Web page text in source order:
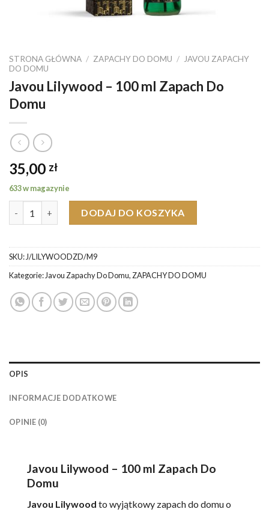
STRONA GŁÓWNA / ZAPACHY DO DOMU /
JAVOU ZAPACHY
DO DOMU
Javou Lilywood – 100 ml Zapach Do
Domu
35,00 zł
633 w magazynie
DODAJ DO KOSZYKA
SKU: J/LILYWOODZD/M9
Kategorie: Javou Zapachy Do Domu, ZAPACHY DO DOMU
OPIS
INFORMACJE DODATKOWE
OPINIE (0)
Javou Lilywood – 100 ml Zapach Do
Domu
Javou Lilywood to wyjątkowy zapach do domu o